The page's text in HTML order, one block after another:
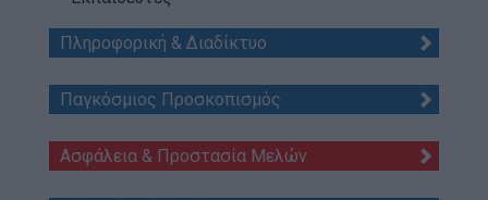
Blog
Επικοινωνία
Media Center
Πληροφορική & Διαδίκτυο
Παγκόσμιος Προσκοπισμός
Ασφάλεια & Προστασία Μελών